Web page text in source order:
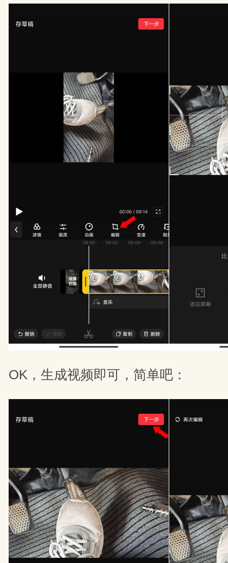
OK，生成视频即可，简单吧：